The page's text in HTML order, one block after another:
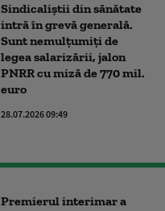
Sindicaliștii din sănătate
intră în grevă generală.
Sunt nemulțumiți de
legea salarizării, jalon
PNRR cu miză de 770 mil.
euro
28.07.2026 09:49
Premierul interimar a